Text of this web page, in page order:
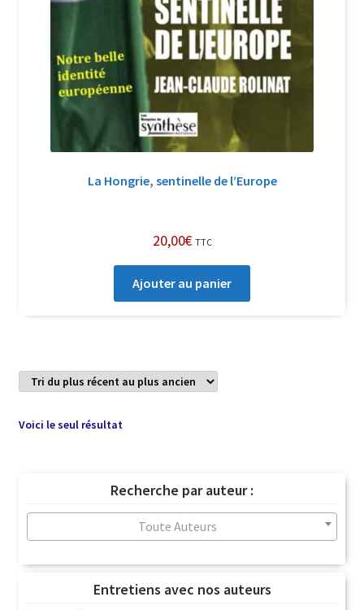
Soutien à Philippe Randa
Suivi de la Commande
La Hongrie, sentinelle de l’Europe
20,00€ TTC
Ajouter au panier
Voici le seul résultat
Recherche par auteur :
Toute Auteurs
Entretiens avec nos auteurs